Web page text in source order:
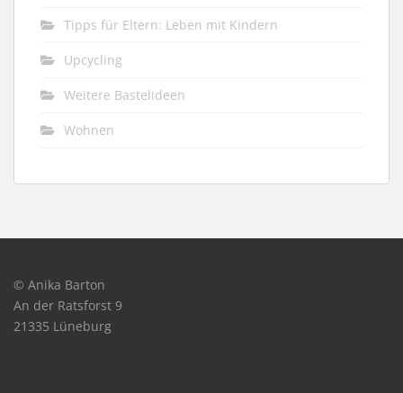
Tipps für Eltern: Leben mit Kindern
Upcycling
Weitere Bastelideen
Wohnen
© Anika Barton
An der Ratsforst 9
21335 Lüneburg